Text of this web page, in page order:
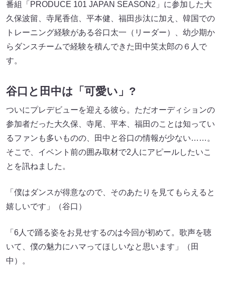
番組「PRODUCE 101 JAPAN SEASON2」に参加した大
久保波留、寺尾香信、平本健、福田歩汰に加え、韓国での
トレーニング経験がある谷口太一（リーダー）、幼少期か
らダンスチームで経験を積んできた田中笑太郎の６人で
す。
谷口と田中は「可愛い」?
ついにプレデビューを迎える彼ら。ただオーディションの
参加者だった大久保、寺尾、平本、福田のことは知ってい
るファンも多いものの、田中と谷口の情報が少ない……。
そこで、イベント前の囲み取材で2人にアピールしたいこ
とを訊ねました。
「僕はダンスが得意なので、そのあたりを見てもらえると
嬉しいです」（谷口）
「6人で踊る姿をお見せするのは今回が初めて。歌声を聴
いて、僕の魅力にハマってほしいなと思います」（田
中）。